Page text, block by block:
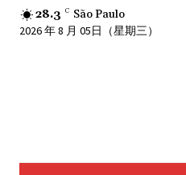
28.3 C São Paulo
2026 年 8 月 05日（星期三）